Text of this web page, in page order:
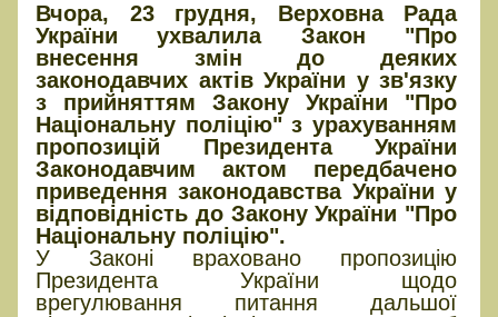
Вчора, 23 грудня, Верховна Рада
України ухвалила Закон "Про
внесення змін до деяких
законодавчих актів України у зв'язку
з прийняттям Закону України "Про
Національну поліцію" з урахуванням
пропозицій Президента України
Законодавчим актом передбачено
приведення законодавства України у
відповідність до Закону України "Про
Національну поліцію".
У Законі враховано пропозицію
Президента України щодо
врегулювання питання дальшої